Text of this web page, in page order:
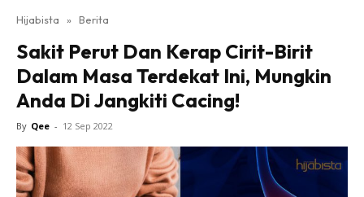
Hijabista » Berita
Sakit Perut Dan Kerap Cirit-Birit
Dalam Masa Terdekat Ini, Mungkin
Anda Di Jangkiti Cacing!
By Qee - 12 Sep 2022